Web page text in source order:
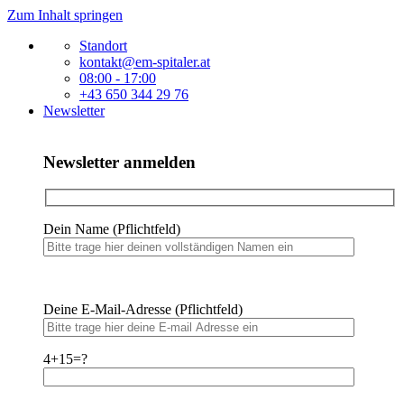
Zum Inhalt springen
Standort
kontakt@em-spitaler.at
08:00 - 17:00
+43 650 344 29 76
Newsletter
Newsletter anmelden
Dein Name (Pflichtfeld)
Deine E-Mail-Adresse (Pflichtfeld)
4+15=?